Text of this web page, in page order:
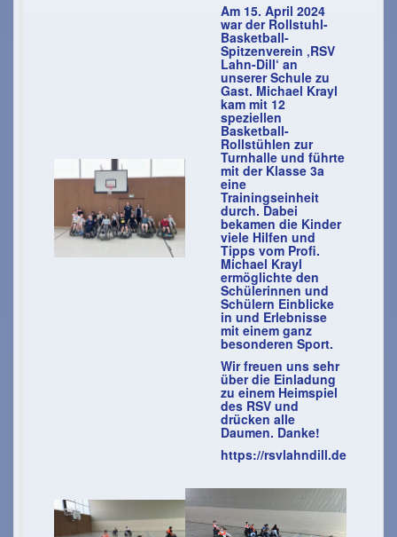
Am 15. April 2024
war der Rollstuhl-
Basketball-
Spitzenverein ‚RSV
Lahn-Dill‘ an
unserer Schule zu
Gast. Michael Krayl
kam mit 12
speziellen
Basketball-
Rollstühlen zur
Turnhalle und führte
mit der Klasse 3a
eine
Trainingseinheit
durch. Dabei
bekamen die Kinder
viele Hilfen und
Tipps vom Profi.
Michael Krayl
ermöglichte den
Schülerinnen und
Schülern Einblicke
in und Erlebnisse
mit einem ganz
besonderen Sport.
Wir freuen uns sehr
über die Einladung
zu einem Heimspiel
des RSV und
drücken alle
Daumen. Danke!
https://rsvlahndill.de